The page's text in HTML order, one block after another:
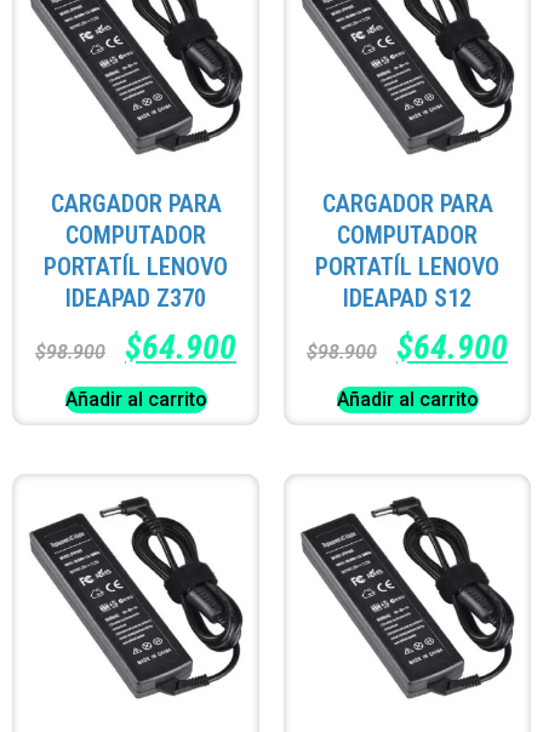
CARGADOR PARA
COMPUTADOR
PORTATÍL LENOVO
IDEAPAD Z370
$98.900 $64.900
Añadir al carrito
CARGADOR PARA
COMPUTADOR
PORTATÍL LENOVO
IDEAPAD S12
$98.900 $64.900
Añadir al carrito